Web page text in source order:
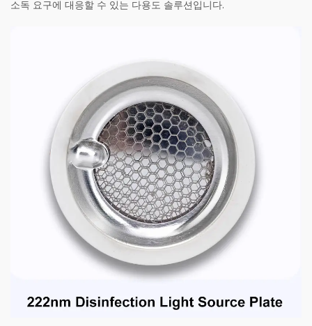
소독 요구에 대응할 수 있는 다용도 솔루션입니다.